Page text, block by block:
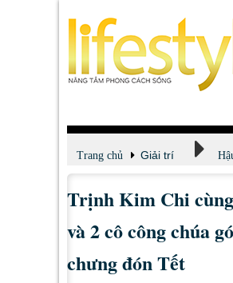
Trang chủ Giải trí
Trịnh Kim Chi
và 2 cô công chúa
chưng đón Tết